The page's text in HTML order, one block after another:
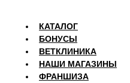
КАТАЛОГ
БОНУСЫ
ВЕТКЛИНИКА
НАШИ МАГАЗИНЫ
ФРАНШИЗА